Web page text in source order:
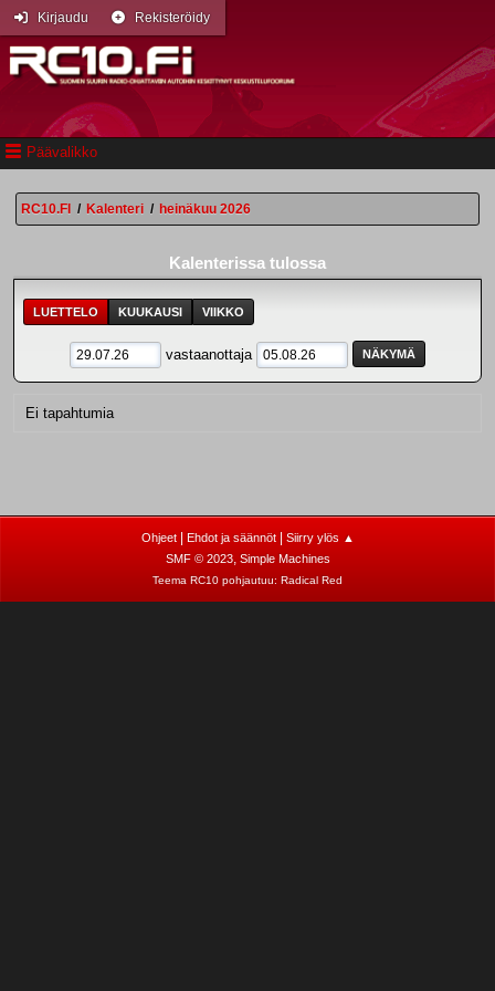
Päävalikko
Kirjaudu Rekisteröidy
RC10.FI / Kalenteri / heinäkuu 2026
Kalenterissa tulossa
LUETTELO KUUKAUSI VIIKKO
vastaanottaja
Ei tapahtumia
Ohjeet| Ehdot ja säännöt|
Siirry ylös ▲
SMF © 2023, Simple Machines
Teema RC10 pohjautuu: Radical Red